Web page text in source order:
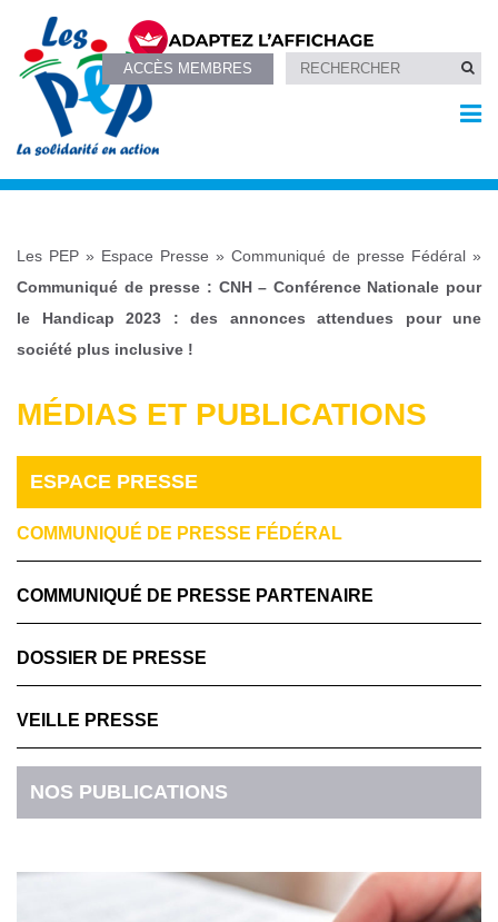
ACCÈS MEMBRES
Les PEP » Espace Presse » Communiqué de presse Fédéral »
Communiqué de presse : CNH – Conférence Nationale pour
le Handicap 2023 : des annonces attendues pour une
société plus inclusive !
MÉDIAS ET PUBLICATIONS
ESPACE PRESSE
COMMUNIQUÉ DE PRESSE FÉDÉRAL
COMMUNIQUÉ DE PRESSE PARTENAIRE
DOSSIER DE PRESSE
VEILLE PRESSE
NOS PUBLICATIONS